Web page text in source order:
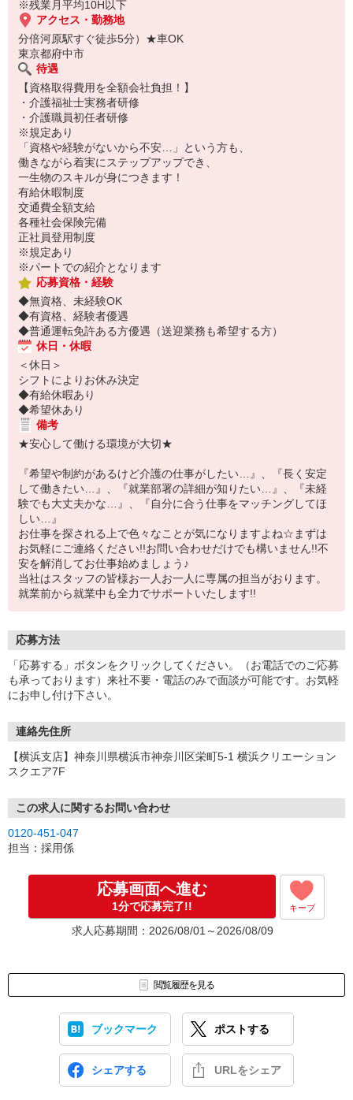
※残業月平均10H以下
アクセス・勤務地
分倍河原駅すぐ徒歩5分）★車OK
東京都府中市
待遇
【資格取得費用を全額会社負担！】
・介護福祉士実務者研修
・介護職員初任者研修
※規定あり
「資格や経験がないから不安…」という方も、
働きながら着実にステップアップでき、
一生物のスキルが身につきます！
有給休暇制度
交通費全額支給
各種社会保険完備
正社員登用制度
※規定あり
※パートでの紹介となります
応募資格・経験
◆無資格、未経験OK
◆有資格、経験者優遇
◆普通運転免許ある方優遇（送迎業務も希望する方）
休日・休暇
＜休日＞
シフトによりお休み決定
◆有給休暇あり
◆希望休あり
備考
★安心して働ける環境が大切★
『希望や制約があるけど介護の仕事がしたい…』、『長く安定
して働きたい…』、『就業部署の詳細が知りたい…』、『未経
験でも大丈夫かな…』、『自分に合う仕事をマッチングしてほ
しい…』
お仕事を探される上で色々なことが気になりますよね☆まずは
お気軽にご連絡ください!!お問い合わせだけでも構いません!!不
安を解消してお仕事始めましょう♪
当社はスタッフの皆様お一人お一人に専属の担当がおります。
就業前から就業中も全力でサポートいたします!!
応募方法
「応募する」ボタンをクリックしてください。（お電話でのご応募
も承っております）来社不要・電話のみで面談が可能です。お気軽
にお申し付け下さい。
連絡先住所
【横浜支店】神奈川県横浜市神奈川区栄町5-1 横浜クリエーション
スクエア7F
この求人に関するお問い合わせ
0120-451-047
担当：採用係
応募画面へ進む
1分で応募完了!! キープ
求人応募期間：2026/08/01～2026/08/09
閲覧履歴を見る
ブックマーク ポストする
シェアする URLをシェア